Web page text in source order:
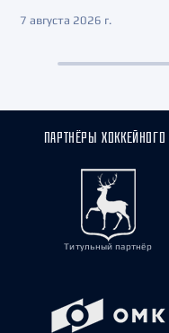
7 августа 2026 г.
ПАРТНЁРЫ ХОККЕЙНОГО
Титульный партнёр